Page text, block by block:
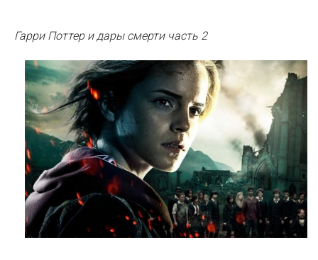
Гарри Поттер и дары смерти часть 2